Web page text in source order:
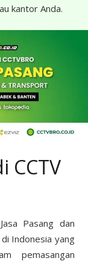
kantor Anda.
CCTV
Pasang dan
Indonesia yang
pemasangan